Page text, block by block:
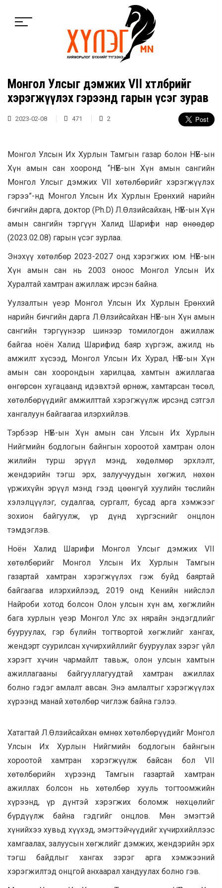
Монгол Улсыг дэмжих VII хөтөлбөрийг
хэрэгжүүлэх гэрээнд гарын үсэг зурав
2023-02-08 471 2
Монгол Улсын Их Хурлын Тамгын газар болон НҮБ-ын
Хүн амын сан хооронд “НҮБ-ын Хүн амын сангийн
Монгол Улсыг дэмжих VII хөтөлбөрийг хэрэгжүүлэх
гэрээ”-нд Монгол Улсын Их Хурлын Ерөнхий нарийн
бичгийн дарга, доктор (Ph.D) Л.Өлзийсайхан, НҮБ-ын Хүн
амын сангийн тэргүүн Халид Шарифи нар өнөөдөр
(2023.02.08) гарын үсэг зурлаа.
Энэхүү хөтөлбөр 2023-2027 онд хэрэгжих юм. НҮБ-ын
Хүн амын сан нь 2003 оноос Монгол Улсын Их
Хуралтай хамтран ажиллаж ирсэн байна.
Уулзалтын үеэр Монгол Улсын Их Хурлын Ерөнхий
нарийн бичгийн дарга Л.Өлзийсайхан НҮБ-ын Хүн амын
сангийн тэргүүнээр шинээр томилогдон ажиллаж
байгаа ноён Халид Шарифид баяр хүргэж, ажилд нь
амжилт хүсээд, Монгол Улсын Их Хурал, НҮБ-ын Хүн
амын сан хоорондын харилцаа, хамтын ажиллагаа
өнгөрсөн хугацаанд идэвхтэй өрнөж, хамтарсан төсөл,
хөтөлбөрүүдийг амжилттай хэрэгжүүлж ирсэнд сэтгэл
хангалуун байгаагаа илэрхийлэв.
Тэрбээр НҮБ-ын Хүн амын сан Улсын Их Хурлын
Нийгмийн бодлогын байнгын хороотой хамтран олон
жилийн турш эрүүл мэнд, хөдөлмөр эрхлэлт,
жендэрийн тэгш эрх, залуучуудын хөгжил, нөхөн
үржихүйн эрүүл мэнд гээд цөөнгүй хуулийн төслийн
хэлэлцүүлэг, судалгаа, сургалт, бусад арга хэмжээг
зохион байгуулж, үр дүнд хүргэснийг онцлон
тэмдэглэв.
Ноён Халид Шарифи Монгол Улсыг дэмжих VII
хөтөлбөрийг Монгол Улсын Их Хурлын Тамгын
газартай хамтран хэрэгжүүлэх гэж буйд баяртай
байгаагаа илэрхийлээд, 2019 онд Кенийн нийслэл
Найроби хотод болсон Олон улсын хүн ам, хөгжлийн
бага хурлын үеэр Монгол Улс эх нярайн эндэгдлийг
бууруулах, гэр бүлийн тогтвортой хөгжлийг хангах,
жендэрт суурилсан хүчирхийллийг бууруулах зэрэг үйл
хэрэгт хүчин чармайлт тавьж, олон улсын хамтын
ажиллагааны байгууллагуудтай хамтран ажиллах
болно гэдэг амлалт авсан. Энэ амлалтыг хэрэгжүүлэх
хүрээнд манай хөтөлбөр чиглэж байна гэлээ.
Хатагтай Л.Өлзийсайхан өмнөх хөтөлбөрүүдийг Монгол
Улсын Их Хурлын Нийгмийн бодлогын байнгын
хороотой хамтран хэрэгжүүлж байсан бол VII
хөтөлбөрийн хүрээнд Тамгын газартай хамтран
ажиллах болсон нь хөтөлбөр хууль тогтоомжийн
хүрээнд, үр дүнтэй хэрэгжих боломж нөхцөлийг
бүрдүүлж байна гэдгийг онцлов. Мөн эмэгтэй
хүнийхээ хувьд хүүхэд, эмэгтэйчүүдийг хүчирхийллээс
хамгаалах, залуусын хөгжлийг дэмжих, жендэрийн эрх
тэгш байдлыг хангах зэрэг арга хэмжээний
хэрэгжилтэд онцгой анхаарал хандуулах болно гэв.